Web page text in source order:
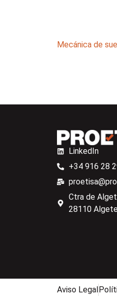
Mecánica de
LinkedIn
+34 916 28
Ctra de
28110
Aviso Legal